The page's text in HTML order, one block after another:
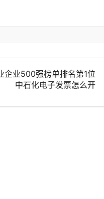
企业500强榜单排名第1位
中石化电子发票怎么开